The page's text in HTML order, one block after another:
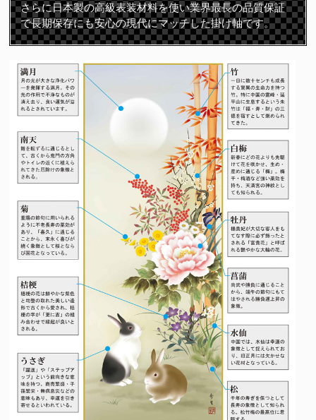
さらに日本製の高級表装材料を使い業界最長の品質保証
で長期保存にも安心の現代にマッチした掛け軸です。